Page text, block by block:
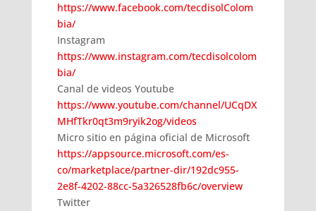
https://www.facebook.com/tecdisolColom
bia/
Instagram
https://www.instagram.com/tecdisolcolom
bia/
Canal de videos Youtube
https://www.youtube.com/channel/UCqDX
MHfTkr0qt3m9ryik2og/videos
Micro sitio en página oficial de Microsoft
https://appsource.microsoft.com/es-
co/marketplace/partner-dir/192dc955-
2e8f-4202-88cc-5a326528fb6c/overview
Twitter